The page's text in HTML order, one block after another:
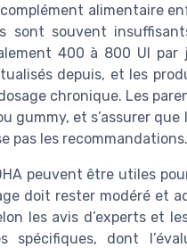
alimentaire
sont souvent
400 à 800 UI par
depuis, et les
chronique. Les
gummy, et s’assurer
pas les recommandations.
peuvent être utiles
doit rester modéré et
les avis d’experts et
spécifiques, dont